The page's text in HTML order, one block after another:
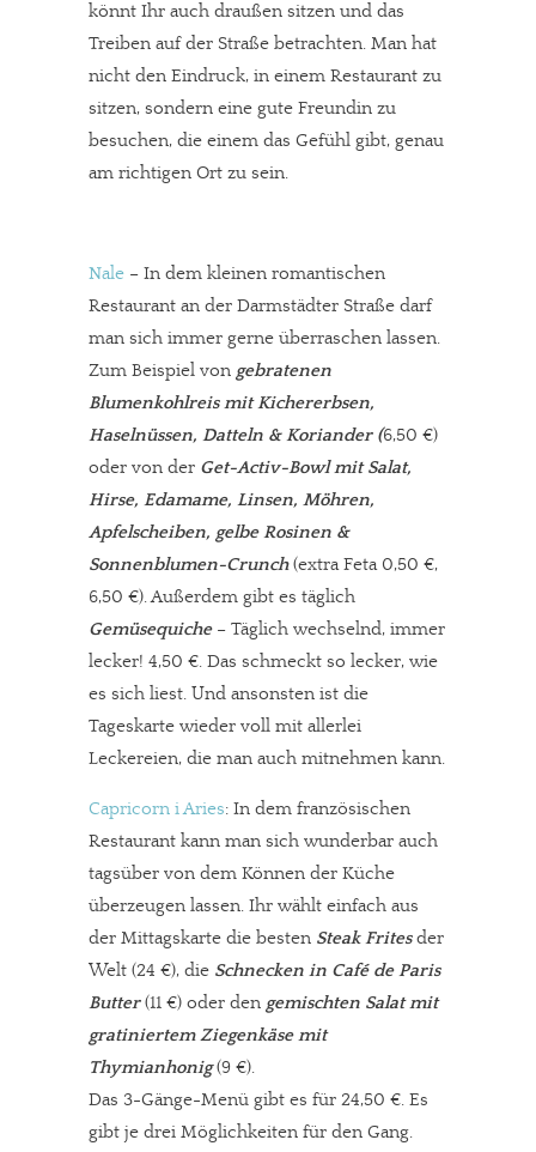
könnt Ihr auch draußen sitzen und das
Treiben auf der Straße betrachten. Man hat
nicht den Eindruck, in einem Restaurant zu
sitzen, sondern eine gute Freundin zu
besuchen, die einem das Gefühl gibt, genau
am richtigen Ort zu sein.
Nale – In dem kleinen romantischen
Restaurant an der Darmstädter Straße darf
man sich immer gerne überraschen lassen.
Zum Beispiel von gebratenen
Blumenkohlreis mit Kichererbsen,
Haselnüssen, Datteln & Koriander(6,50 €)
oder von der Get-Activ-Bowl mit Salat,
Hirse, Edamame, Linsen, Möhren,
Apfelscheiben, gelbe Rosinen &
Sonnenblumen-Crunch(extra Feta 0,50 €,
6,50 €). Außerdem gibt es täglich
Gemüsequiche– Täglich wechselnd, immer
lecker! 4,50 €. Das schmeckt so lecker, wie
es sich liest. Und ansonsten ist die
Tageskarte wieder voll mit allerlei
Leckereien, die man auch mitnehmen kann.
Capricorn i Aries: In dem französischen
Restaurant kann man sich wunderbar auch
tagsüber von dem Können der Küche
überzeugen lassen. Ihr wählt einfach aus
der Mittagskarte die besten Steak Fritesder
Welt (24 €), die Schnecken in Café de Paris
Butter(11 €) oder den gemischten Salat mit
gratiniertem Ziegenkäse mit
Thymianhonig(9 €).
Das 3-Gänge-Menü gibt es für 24,50 €. Es
gibt je drei Möglichkeiten für den Gang.